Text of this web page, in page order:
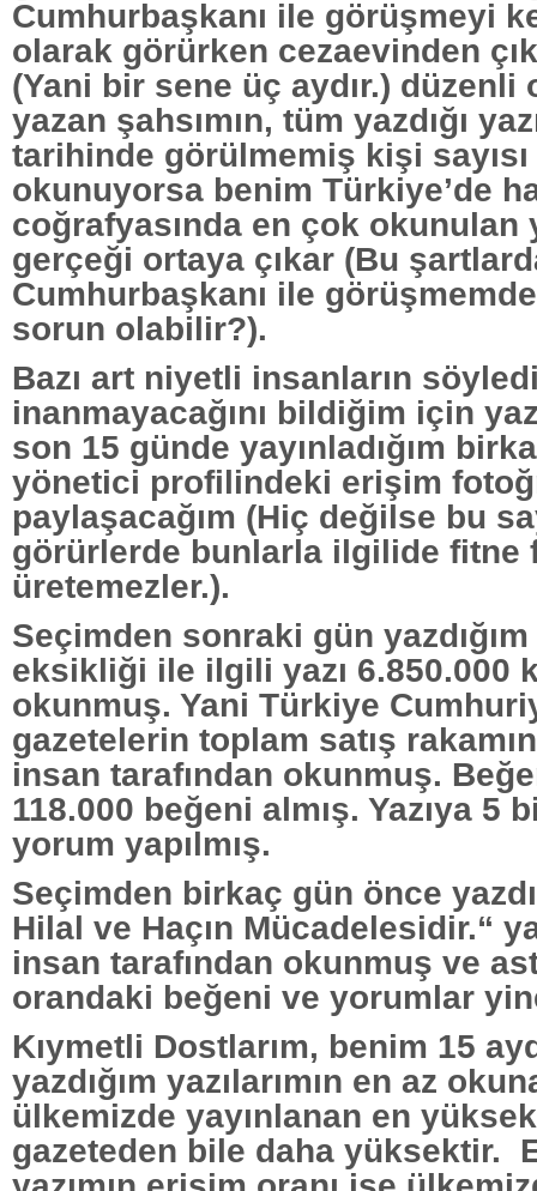
Cumhurbaşkanı ile görüşmeyi
olarak görürken cezaevinden
(Yani bir sene üç aydır.) düzenli
yazan şahsımın, tüm yazdığı
tarihinde görülmemiş kişi sayısı
okunuyorsa benim Türkiye’de
coğrafyasında en çok okunulan
gerçeği ortaya çıkar (Bu
Cumhurbaşkanı ile
sorun olabilir?).
Bazı art niyetli insanların
inanmayacağını bildiğim için
son 15 günde yayınladığım
yönetici profilindeki erişim
paylaşacağım (Hiç değilse bu
görürlerde bunlarla ilgilide fitne
üretemezler.).
Seçimden sonraki gün
eksikliği ile ilgili yazı 6.850.000
okunmuş. Yani Türkiye
gazetelerin toplam satış
insan tarafından okunmuş.
118.000 beğeni almış. Yazıya 5
yorum yapılmış.
Seçimden birkaç gün önce
Hilal ve Haçın Mücadelesidir.“
insan tarafından okunmuş ve
orandaki beğeni ve yorumlar
Kıymetli Dostlarım, benim 15
yazdığım yazılarımın en az
ülkemizde yayınlanan en
gazeteden bile daha yüksektir.